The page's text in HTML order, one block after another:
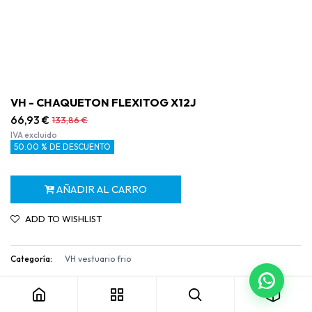
VH - CHAQUETON FLEXITOG X12J
66,93 € 133,86€
IVA excluido
50.00 % DE DESCUENTO
AÑADIR AL CARRO
ADD TO WISHLIST
Categoría: VH vestuario frio
Garantía de devolución de 30 días